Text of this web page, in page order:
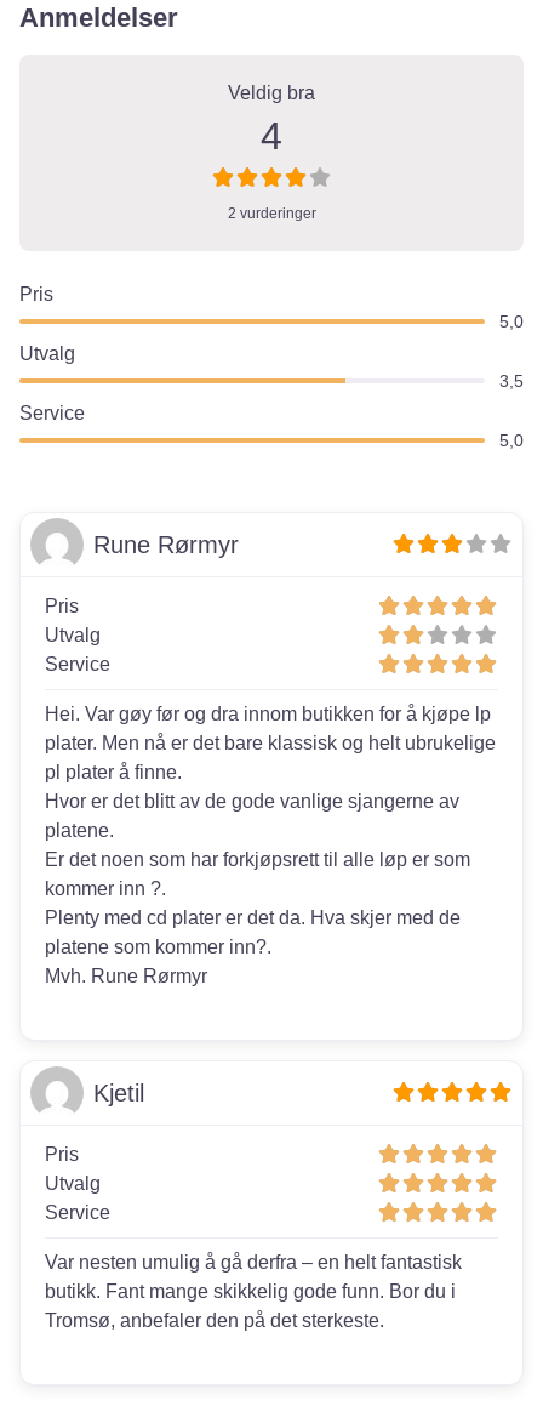
Anmeldelser
Veldig bra
4
2 vurderinger
Pris
5,0
Utvalg
3,5
Service
5,0
Rune Rørmyr
Pris
Utvalg
Service
Hei. Var gøy før og dra innom butikken for å kjøpe lp
plater. Men nå er det bare klassisk og helt ubrukelige
pl plater å finne.
Hvor er det blitt av de gode vanlige sjangerne av
platene.
Er det noen som har forkjøpsrett til alle løp er som
kommer inn ?.
Plenty med cd plater er det da. Hva skjer med de
platene som kommer inn?.
Mvh. Rune Rørmyr
Kjetil
Pris
Utvalg
Service
Var nesten umulig å gå derfra – en helt fantastisk
butikk. Fant mange skikkelig gode funn. Bor du i
Tromsø, anbefaler den på det sterkeste.